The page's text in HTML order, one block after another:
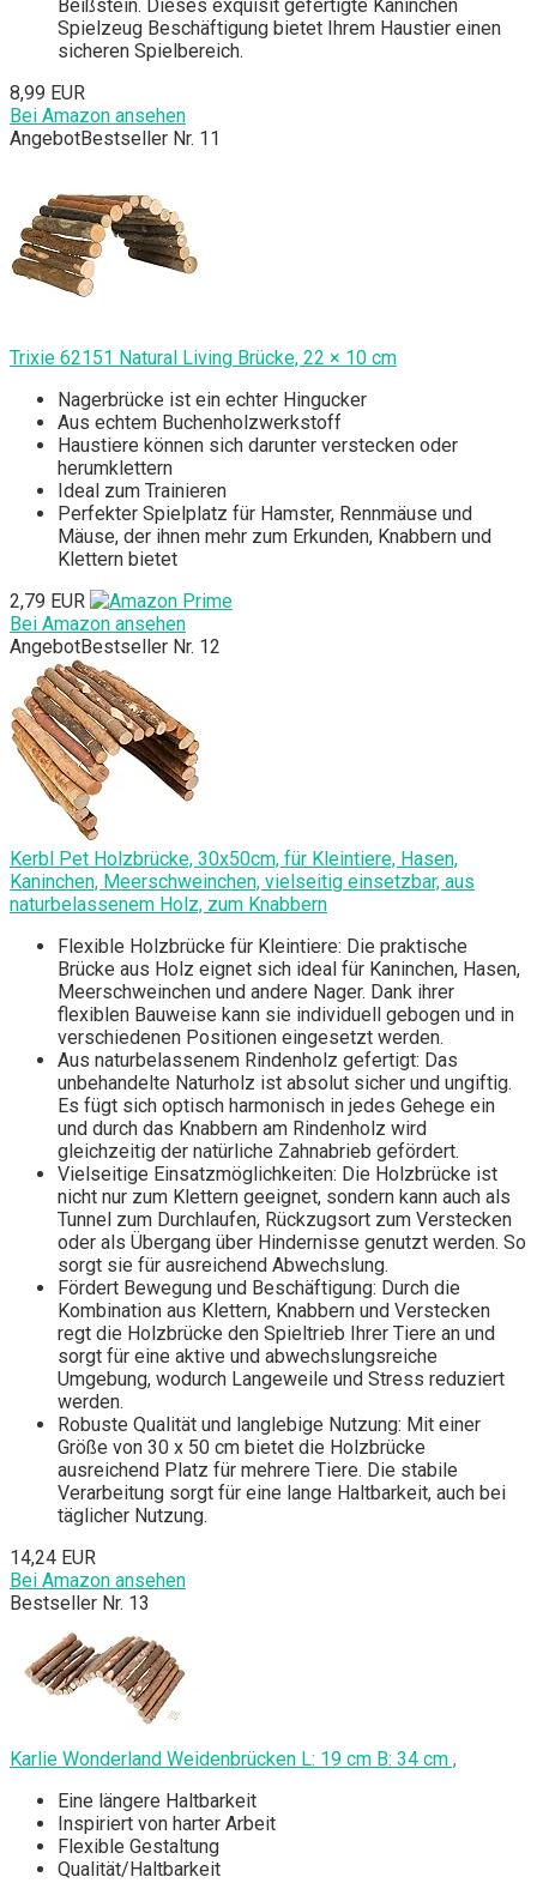
Beißstein. Dieses exquisit gefertigte Kaninchen
Spielzeug Beschäftigung bietet Ihrem Haustier einen
sicheren Spielbereich.
8,99 EUR
Bei Amazon ansehen
AngebotBestseller Nr. 11
Trixie 62151 Natural Living Brücke, 22 × 10 cm
Nagerbrücke ist ein echter Hingucker
Aus echtem Buchenholzwerkstoff
Haustiere können sich darunter verstecken oder
herumklettern
Ideal zum Trainieren
Perfekter Spielplatz für Hamster, Rennmäuse und
Mäuse, der ihnen mehr zum Erkunden, Knabbern und
Klettern bietet
2,79 EUR
Bei Amazon ansehen
AngebotBestseller Nr. 12
Kerbl Pet Holzbrücke, 30x50cm, für Kleintiere, Hasen,
Kaninchen, Meerschweinchen, vielseitig einsetzbar, aus
naturbelassenem Holz, zum Knabbern
Flexible Holzbrücke für Kleintiere: Die praktische
Brücke aus Holz eignet sich ideal für Kaninchen, Hasen,
Meerschweinchen und andere Nager. Dank ihrer
flexiblen Bauweise kann sie individuell gebogen und in
verschiedenen Positionen eingesetzt werden.
Aus naturbelassenem Rindenholz gefertigt: Das
unbehandelte Naturholz ist absolut sicher und ungiftig.
Es fügt sich optisch harmonisch in jedes Gehege ein
und durch das Knabbern am Rindenholz wird
gleichzeitig der natürliche Zahnabrieb gefördert.
Vielseitige Einsatzmöglichkeiten: Die Holzbrücke ist
nicht nur zum Klettern geeignet, sondern kann auch als
Tunnel zum Durchlaufen, Rückzugsort zum Verstecken
oder als Übergang über Hindernisse genutzt werden. So
sorgt sie für ausreichend Abwechslung.
Fördert Bewegung und Beschäftigung: Durch die
Kombination aus Klettern, Knabbern und Verstecken
regt die Holzbrücke den Spieltrieb Ihrer Tiere an und
sorgt für eine aktive und abwechslungsreiche
Umgebung, wodurch Langeweile und Stress reduziert
werden.
Robuste Qualität und langlebige Nutzung: Mit einer
Größe von 30 x 50 cm bietet die Holzbrücke
ausreichend Platz für mehrere Tiere. Die stabile
Verarbeitung sorgt für eine lange Haltbarkeit, auch bei
täglicher Nutzung.
14,24 EUR
Bei Amazon ansehen
Bestseller Nr. 13
Karlie Wonderland Weidenbrücken L: 19 cm B: 34 cm ,
Eine längere Haltbarkeit
Inspiriert von harter Arbeit
Flexible Gestaltung
Qualität/Haltbarkeit